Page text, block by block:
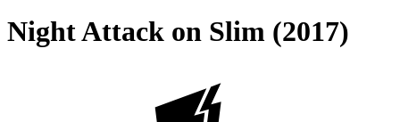
Night Attack on Slim (2017)